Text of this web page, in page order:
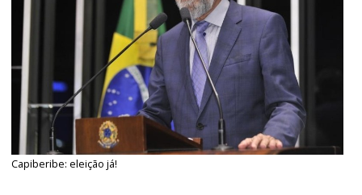
Capiberibe: eleição já!